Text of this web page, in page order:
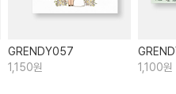
GRENDY057
1,150원
1,100원